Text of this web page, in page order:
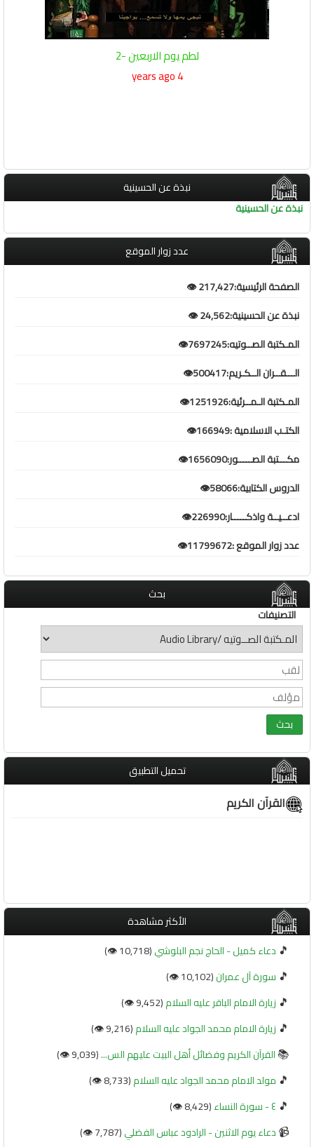
لطم يوم الاربعين -2
4 years ago
نبذة عن الحسينية
نبذة عن الحسينية
عدد زوار الموقع
الصفحة الرئيسية:217,427 👁️
نبذة عن الحسينية:24,562 👁️
المـكتبة الصــوتيه:7697245👁️
الـــقــران الــكـريم:500417👁️
المـكتبة الـمــرئية:1251926👁️
الكتـب الاسلامية :166949👁️
مكـــتبة الصـــــور:1656090👁️
الدروس الكتابية:58066👁️
ادعــيــة واذكـــــار:226990👁️
عدد زوار الموقع :11799672👁️
بحث
التصنيفات
تحميل التطبيق
القرآن الكريم
الأكثر مشاهدة
🎵 دعاء كميل - الحاج نجم البلوشي(10,718 👁️)
🎵 سورة آل عمران(10,102 👁️)
🎵 زيارة الامام الباقر عليه السلام(9,452 👁️)
🎵 زيارة الامام محمد الجواد عليه السلام(9,216 👁️)
📚القرآن الكريم وفضائل أهل البيت عليهم الس...(9,039 👁️)
🎵 مولد الامام محمد الجواد عليه السلام(8,733 👁️)
🎵 ٤ - سورة النساء (8,429 👁️)
📹دعاء يوم الاثنين - الرادود عباس الفضلي(7,787 👁️)